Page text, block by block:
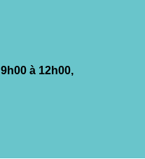
9h00 à 12h00,